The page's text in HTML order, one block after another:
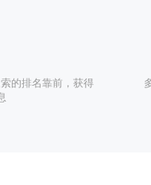
的排名靠前，获得